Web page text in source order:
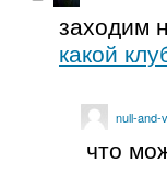
заходим
какой
null-and-
что